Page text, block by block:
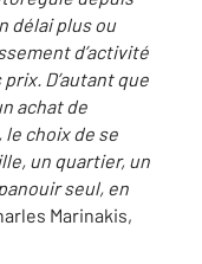
délai plus ou
d’activité
D’autant que
achat de
choix de se
un quartier, un
seul, en
Marinakis,